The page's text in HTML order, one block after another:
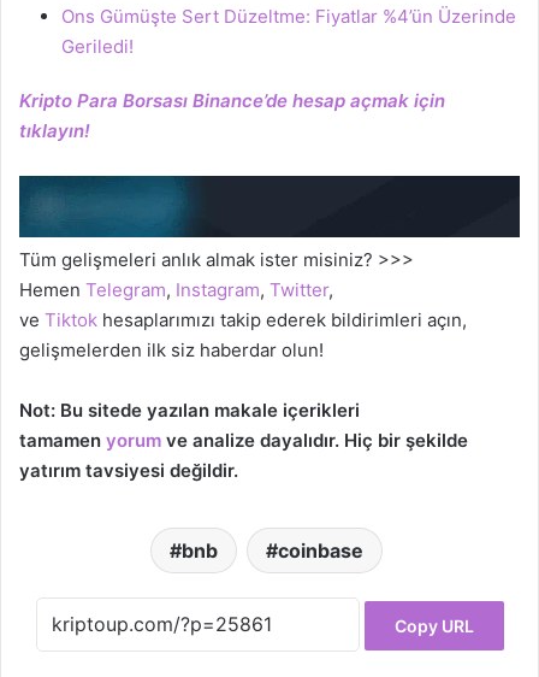
Ons Gümüşte Sert Düzeltme: Fiyatlar %4’ün Üzerinde
Geriledi!
Kripto Para Borsası Binance’de hesap açmak için
tıklayın!
Tüm gelişmeleri anlık almak ister misiniz? >>>
Hemen Telegram, Instagram, Twitter,
ve Tiktok hesaplarımızı takip ederek bildirimleri açın,
gelişmelerden ilk siz haberdar olun!
Not: Bu sitede yazılan makale içerikleri
tamamen yorum ve analize dayalıdır. Hiç bir şekilde
yatırım tavsiyesi değildir.
bnb coinbase
Copy URL